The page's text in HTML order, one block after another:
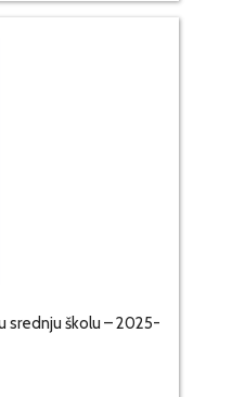
srednju školu – 2025-